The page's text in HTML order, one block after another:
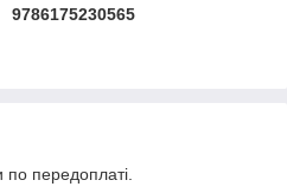
9786175230565
по передоплаті.